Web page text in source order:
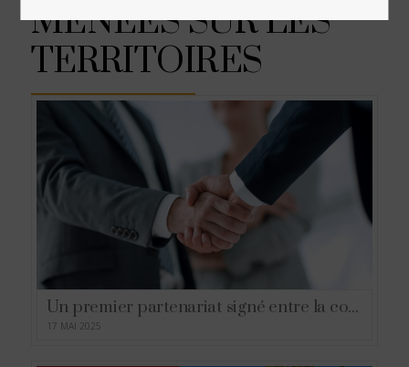
MENEES SUR LES
TERRITOIRES
Un premier partenariat signé entre la communauté de communes Tarn- Agout et la CMA du Tarn !
17 MAI 2025